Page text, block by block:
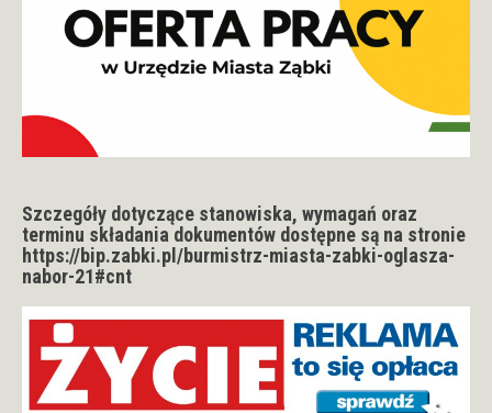
Szczegóły dotyczące stanowiska, wymagań oraz
terminu składania dokumentów dostępne są na stronie
https://bip.zabki.pl/burmistrz-miasta-zabki-oglasza-
nabor-21#cnt